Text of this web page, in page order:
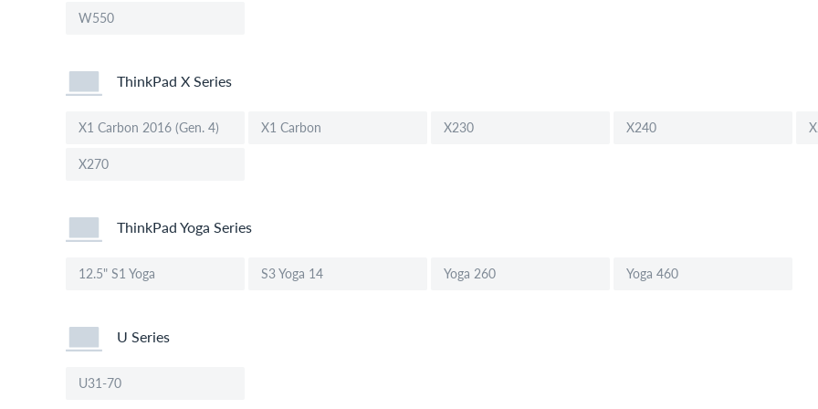
W550
ThinkPad X Series
X1 Carbon 2016 (Gen. 4) X1 Carbon X230 X240
X270
ThinkPad Yoga Series
12.5" S1 Yoga S3 Yoga 14 Yoga 260 Yoga 460
U Series
U31-70